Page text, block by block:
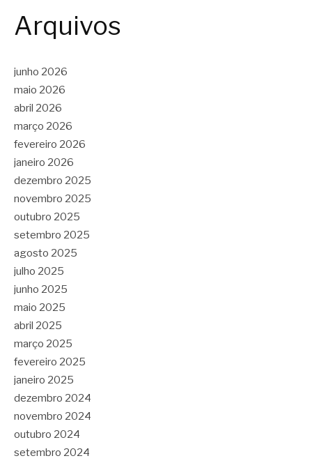
Arquivos
junho 2026
maio 2026
abril 2026
março 2026
fevereiro 2026
janeiro 2026
dezembro 2025
novembro 2025
outubro 2025
setembro 2025
agosto 2025
julho 2025
junho 2025
maio 2025
abril 2025
março 2025
fevereiro 2025
janeiro 2025
dezembro 2024
novembro 2024
outubro 2024
setembro 2024